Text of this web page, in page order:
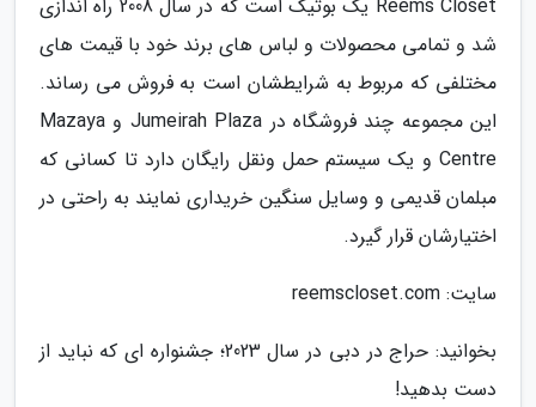
Reems Closet یک بوتیک است که در سال 2008 راه اندازی
شد و تمامی محصولات و لباس های برند خود با قیمت های
مختلفی که مربوط به شرایطشان است به فروش می رساند.
این مجموعه چند فروشگاه در Jumeirah Plaza و Mazaya
Centre و یک سیستم حمل ونقل رایگان دارد تا کسانی که
مبلمان قدیمی و وسایل سنگین خریداری نمایند به راحتی در
اختیارشان قرار گیرد.
سایت: reemscloset.com
بخوانید: حراج در دبی در سال 2023؛ جشنواره ای که نباید از
دست بدهید!